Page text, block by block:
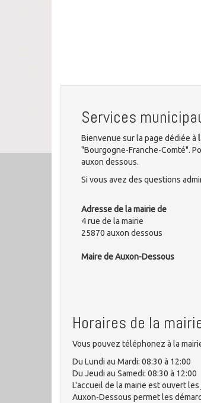
Services
Bienvenue sur la page dédiée à
"Bourgogne-Franche-Comté".
auxon dessous.
Si vous avez des questions
Adresse de la mairie de
4 rue de la mairie
25870 auxon dessous
Maire de Auxon-Dessous
Horaires de la
Vous pouvez téléphonez à la
Du Lundi au Mardi: 08:30 à 12:00
Du Jeudi au Samedi: 08:30 à 12:00
L'accueil de la mairie est ouvert
Auxon-Dessous permet les